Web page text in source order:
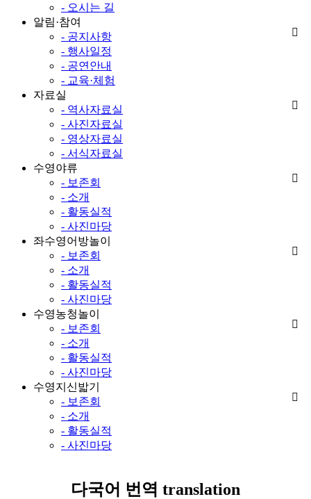
- 오시는 길
알림·참여
- 공지사항
- 행사일정
- 공연안내
- 교육·체험
자료실
- 역사자료실
- 사진자료실
- 영상자료실
- 서식자료실
수영야류
- 보존회
- 소개
- 활동실적
- 사진마당
좌수영어방놀이
- 보존회
- 소개
- 활동실적
- 사진마당
수영농청놀이
- 보존회
- 소개
- 활동실적
- 사진마당
수영지신밟기
- 보존회
- 소개
- 활동실적
- 사진마당
다국어 번역 translation